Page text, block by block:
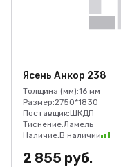
Ясень Анкор 238
Толщина (мм):16 мм
Размер:2750*1830
Поставщик:ШКДП
Тиснение:Ламель
Наличие:В наличии
2 855 руб.